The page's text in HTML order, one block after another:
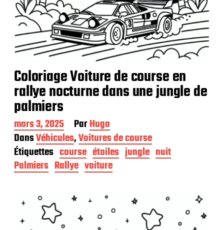
Coloriage Voiture de course en
rallye nocturne dans une jungle de
palmiers
D
a
t
e
d
e
mars 3, 2025 ParHugo
DansVéhicules,Voitures de course
Étiquettes course étoiles jungle nuit
Palmiers Rallye voiture